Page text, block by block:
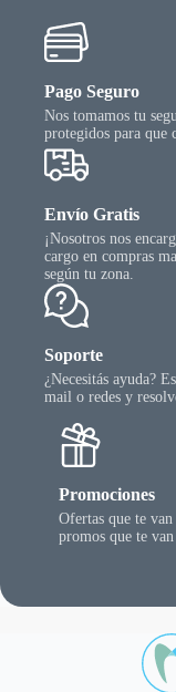
Pago Seguro
Nos tomamos tu
protegidos para que
Envío Gratis
¡Nosotros nos
cargo en compras
según tu zona.
Soporte
¿Necesitás ayuda?
mail o redes y
Promociones
Ofertas que te
promos que te